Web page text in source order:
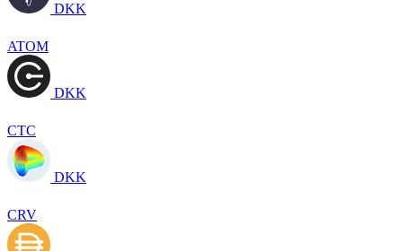
DKK
ATOM
DKK
CTC
DKK
CRV